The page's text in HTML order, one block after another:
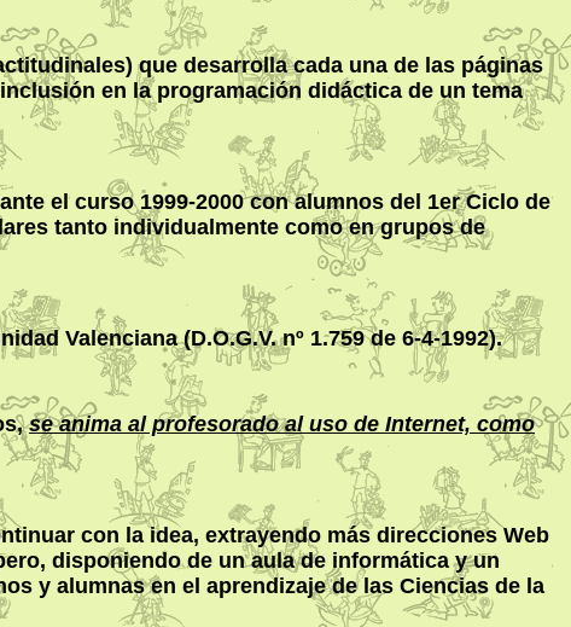
que desarrolla cada una de las páginas
en la programación didáctica de un tema
el curso 1999-2000 con alumnos del 1er Ciclo de
tanto individualmente como en grupos de
Valenciana (D.O.G.V. nº 1.759 de 6-4-1992).
se anima al profesorado al uso de Internet, como
con la idea, extrayendo más direcciones Web
disponiendo de un aula de informática y un
y alumnas en el aprendizaje de las Ciencias de la